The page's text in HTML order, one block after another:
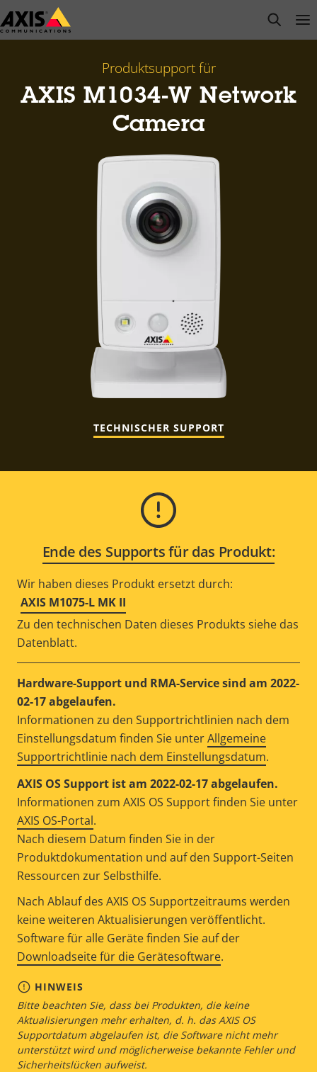
Zum
Hauptinhalt
open
Produktsupport für
AXIS M1034-W Network
Camera
TECHNISCHER SUPPORT
Ende des Supports für das Produkt:
Wir haben dieses Produkt ersetzt durch:
AXIS M1075-L MK II
Zu den technischen Daten dieses Produkts siehe das
Datenblatt.
Hardware-Support und RMA-Service sind am 2022-
02-17 abgelaufen.
Informationen zu den Supportrichtlinien nach dem
Einstellungsdatum finden Sie unterAllgemeine
Supportrichtlinie nach dem Einstellungsdatum.
AXIS OS Support ist am 2022-02-17 abgelaufen.
Informationen zum AXIS OS Support finden Sie unter
AXIS OS-Portal.
Nach diesem Datum finden Sie in der
Produktdokumentation und auf den Support-Seiten
Ressourcen zur Selbsthilfe.
Nach Ablauf des AXIS OS Supportzeitraums werden
keine weiteren Aktualisierungen veröffentlicht.
Software für alle Geräte finden Sie auf der
Downloadseite für die Gerätesoftware.
HINWEIS
Bitte beachten Sie, dass bei Produkten, die keine
Aktualisierungen mehr erhalten, d. h. das AXIS OS
Supportdatum abgelaufen ist, die Software nicht mehr
unterstützt wird und möglicherweise bekannte Fehler und
Sicherheitslücken aufweist.